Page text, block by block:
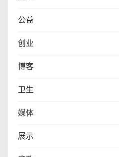
公益
创业
博客
卫生
媒体
展示